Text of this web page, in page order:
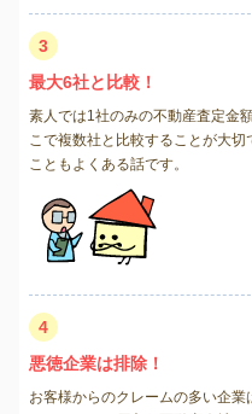
3
最大6社と比較！
素人では1社のみの不動産査定金
こで複数社と比較することが大
こともよくある話です。
4
悪徳企業は排除！
お客様からのクレームの多い企